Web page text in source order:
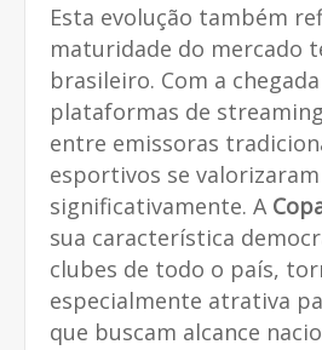
Esta evolução também
maturidade do mercado
brasileiro. Com a
plataformas de
entre emissoras
esportivos se valorizaram
significativamente. A
sua característica
clubes de todo o país,
especialmente atrativa
que buscam alcance